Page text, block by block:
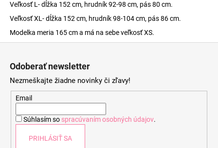
Veľkosť L- dĺžka 152 cm, hrudník 92-98 cm, pás 80 cm.
Veľkosť XL- dĺžka 152 cm, hrudník 98-104 cm, pás 86 cm.
Modelka meria 165 cm a má na sebe veľkosť XS.
Odoberať newsletter
Nezmeškajte žiadne novinky či zľavy!
Email
Súhlasím so spracúvaním osobných údajov.
PRIHLÁSIŤ SA